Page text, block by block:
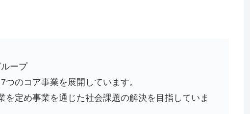
ープ
のコア事業を展開しています。
を定め事業を通じた社会課題の解決を目指していま